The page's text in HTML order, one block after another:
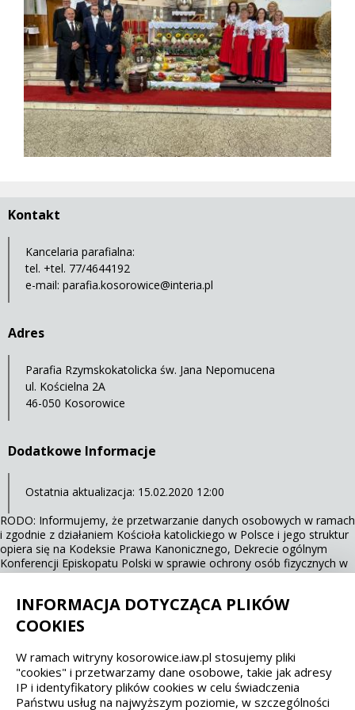
Kontakt
Kancelaria parafialna:
tel. +tel. 77/4644192
e-mail: parafia.kosorowice@interia.pl
Adres
Parafia Rzymskokatolicka św. Jana Nepomucena
ul. Kościelna 2A
46-050 Kosorowice
Dodatkowe Informacje
Ostatnia aktualizacja: 15.02.2020 12:00
RODO: Informujemy, że przetwarzanie danych osobowych w ramach
i zgodnie z działaniem Kościoła katolickiego w Polsce i jego struktur
opiera się na Kodeksie Prawa Kanonicznego, Dekrecie ogólnym
Konferencji Episkopatu Polski w sprawie ochrony osób fizycznych w
związku z przetwarzaniem danych osobowych w Kościele katolickim
WCAG 2.1 SECTION 508 EAA/EN 301549
IS 5568
INFORMACJA DOTYCZĄCA PLIKÓW
COOKIES
W ramach witryny kosorowice.iaw.pl stosujemy pliki
"cookies" i przetwarzamy dane osobowe, takie jak adresy
IP i identyfikatory plików cookies w celu świadczenia
Państwu usług na najwyższym poziomie, w szczególności